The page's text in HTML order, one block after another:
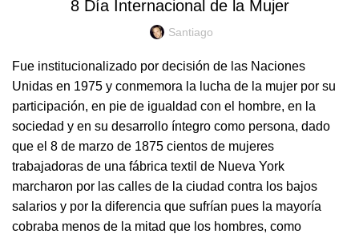
8 Día Internacional de la Mujer
Santiago
Fue institucionalizado por decisión de las Naciones
Unidas en 1975 y conmemora la lucha de la mujer por su
participación, en pie de igualdad con el hombre, en la
sociedad y en su desarrollo íntegro como persona, dado
que el 8 de marzo de 1875 cientos de mujeres
trabajadoras de una fábrica textil de Nueva York
marcharon por las calles de la ciudad contra los bajos
salarios y por la diferencia que sufrían pues la mayoría
cobraba menos de la mitad que los hombres, como